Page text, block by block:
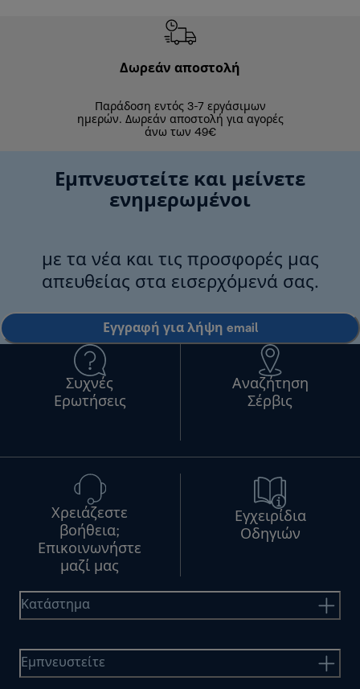
Δωρεάν αποστολή
Παράδοση εντός 3-7 εργάσιμων
ημερών. Δωρεάν αποστολή για αγορές
άνω των 49€
Εμπνευστείτε και μείνετε
ενημερωμένοι
με τα νέα και τις προσφορές μας
απευθείας στα εισερχόμενά σας.
Εγγραφή για λήψη email
Συχνές
Ερωτήσεις
Αναζήτηση
Σέρβις
Χρειάζεστε
βοήθεια;
Επικοινωνήστε
μαζί μας
Εγχειρίδια
Οδηγιών
Κατάστημα
Εμπνευστείτε